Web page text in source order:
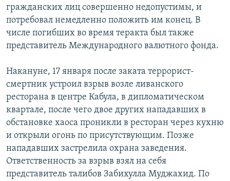
Все сайты Радио Азатутюн
гражданских лиц совершенно недопустимы, и
потребовал немедленно положить им конец. В
числе погибших во время теракта был также
представитель Международного валютного фонда.
Накануне, 17 января после заката террорист-
смертник устроил взрыв возле ливанского
ресторана в центре Кабула, в дипломатическом
квартале, после чего двое других нападавших в
обстановке хаоса проникли в ресторан через кухню
и открыли огонь по присутствующим. Позже
нападавших застрелила охрана заведения.
Ответственность за взрыв взял на себя
представитель талибов Забихулла Муджахид. По